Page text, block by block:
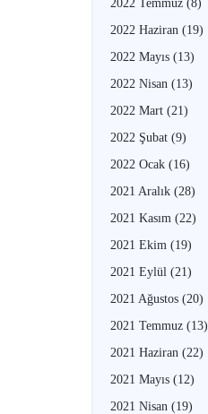
2022 Temmuz (8)
2022 Haziran (19)
2022 Mayıs (13)
2022 Nisan (13)
2022 Mart (21)
2022 Şubat (9)
2022 Ocak (16)
2021 Aralık (28)
2021 Kasım (22)
2021 Ekim (19)
2021 Eylül (21)
2021 Ağustos (20)
2021 Temmuz (13)
2021 Haziran (22)
2021 Mayıs (12)
2021 Nisan (19)